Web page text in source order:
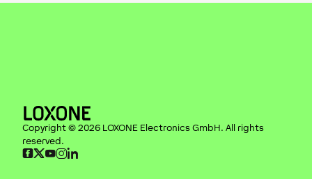
Copyright © 2026 LOXONE Electronics GmbH. All rights
reserved.